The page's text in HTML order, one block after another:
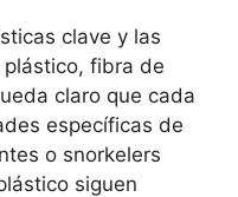
clave y las
fibra de
claro que cada
específicas de
o snorkelers
siguen